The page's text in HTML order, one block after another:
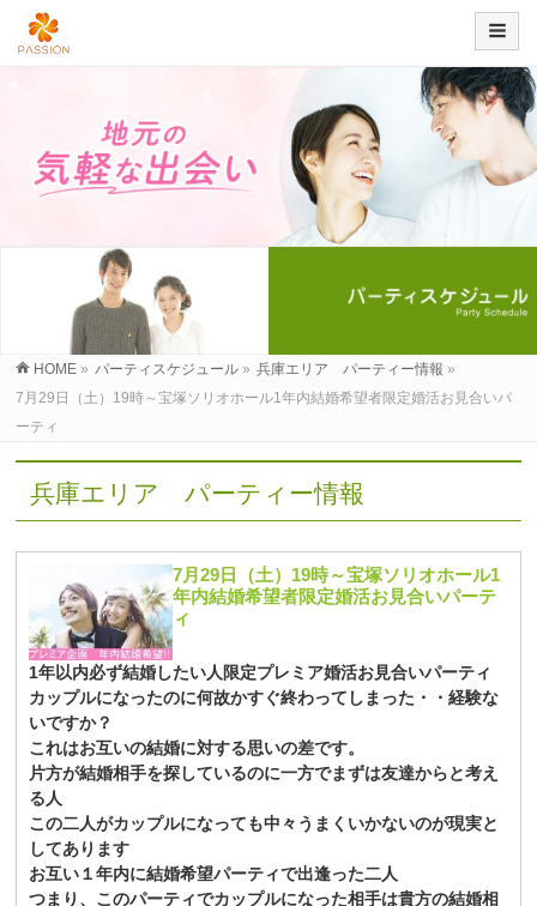
HOME » パーティスケジュール » 兵庫エリア パーティー情報 »
7月29日（土）19時～宝塚ソリオホール1年内結婚希望者限定婚活お見合いパ
ーティ
兵庫エリア パーティー情報
7月29日（土）19時～宝塚ソリオホール1
年内結婚希望者限定婚活お見合いパーテ
ィ
1年以内必ず結婚したい人限定プレミア婚活お見合いパーティ
カップルになったのに何故かすぐ終わってしまった・・経験な
いですか？
これはお互いの結婚に対する思いの差です。
片方が結婚相手を探しているのに一方でまずは友達からと考え
る人
この二人がカップルになっても中々うまくいかないのが現実と
してあります
お互い１年内に結婚希望パーティで出逢った二人
つまり、このパーティでカップルになった相手は貴方の結婚相